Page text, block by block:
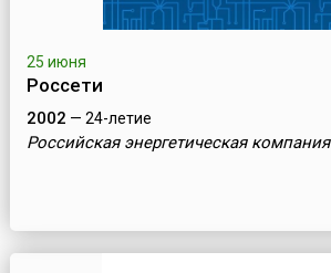
25 июня
Россети
2002 — 24-летие
Российская энергетическая компания